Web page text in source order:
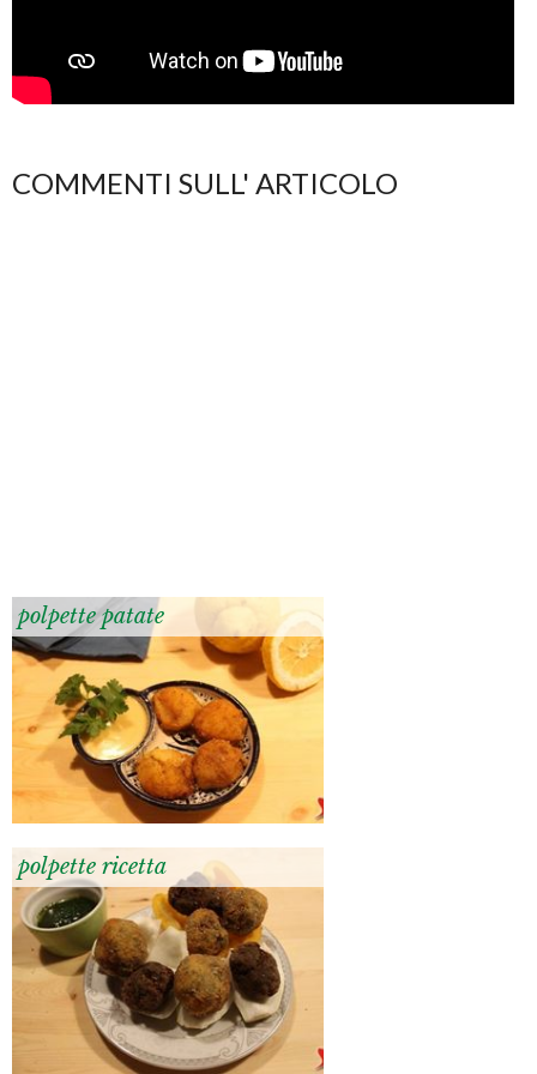
COMMENTI SULL' ARTICOLO
polpette patate
polpette ricetta